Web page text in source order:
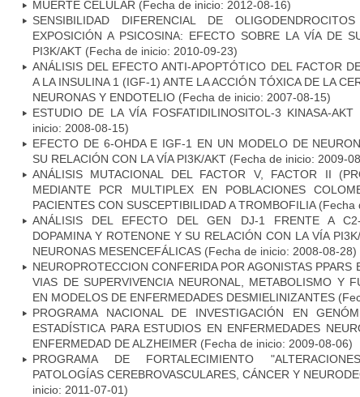
MUERTE CELULAR (Fecha de inicio: 2012-08-16)
SENSIBILIDAD DIFERENCIAL DE
EXPOSICIÓN A PSICOSINA: EFECTO SOBRE LA VÍA DE
PI3K/AKT (Fecha de inicio: 2010-09-23)
ANÁLISIS DEL EFECTO ANTI-APOPTÓTICO DEL FACTOR
A LA INSULINA 1 (IGF-1) ANTE LA ACCIÓN TÓXICA DE LA
NEURONAS Y ENDOTELIO (Fecha de inicio: 2007-08-15)
ESTUDIO DE LA VÍA FOSFATIDILINOSITOL-3 KINASA-AKT
inicio: 2008-08-15)
EFECTO DE 6-OHDA E IGF-1 EN UN MODELO DE
SU RELACIÓN CON LA VÍA PI3K/AKT (Fecha de inicio: 2009-
ANÁLISIS MUTACIONAL DEL FACTOR V, FACTOR II
MEDIANTE PCR MULTIPLEX EN POBLACIONES
PACIENTES CON SUSCEPTIBILIDAD A TROMBOFILIA(Fecha
ANÁLISIS DEL EFECTO DEL GEN DJ-1 FRENTE A C2-
DOPAMINA Y ROTENONE Y SU RELACIÓN CON LA VÍA
NEURONAS MESENCEFÁLICAS (Fecha de inicio: 2008-08-28)
NEUROPROTECCION CONFERIDA POR AGONISTAS PPARS
VIAS DE SUPERVIVENCIA NEURONAL, METABOLISMO Y
EN MODELOS DE ENFERMEDADES DESMIELINIZANTES
PROGRAMA NACIONAL DE INVESTIGACIÓN EN
ESTADÍSTICA PARA ESTUDIOS EN ENFERMEDADES
ENFERMEDAD DE ALZHEIMER (Fecha de inicio: 2009-08-06)
PROGRAMA DE FORTALECIMIENTO
PATOLOGÍAS CEREBROVASCULARES, CÁNCER Y
inicio: 2011-07-01)